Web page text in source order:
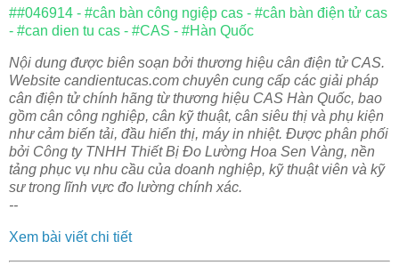
##046914 - #cân bàn công ngiệp cas - #cân bàn điện tử cas
- #can dien tu cas - #CAS - #Hàn Quốc
Nội dung được biên soạn bởi thương hiệu cân điện tử CAS.
Website candientucas.com chuyên cung cấp các giải pháp
cân điện tử chính hãng từ thương hiệu CAS Hàn Quốc, bao
gồm cân công nghiệp, cân kỹ thuật, cân siêu thị và phụ kiện
như cảm biến tải, đầu hiển thị, máy in nhiệt. Được phân phối
bởi Công ty TNHH Thiết Bị Đo Lường Hoa Sen Vàng, nền
tảng phục vụ nhu cầu của doanh nghiệp, kỹ thuật viên và kỹ
sư trong lĩnh vực đo lường chính xác.
--
Xem bài viết chi tiết